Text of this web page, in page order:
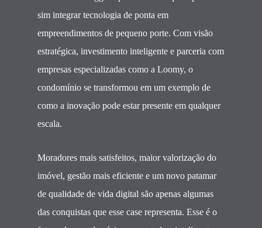
sim integrar tecnologia de ponta em
empreendimentos de pequeno porte. Com visão
estratégica, investimento inteligente e parceria com
empresas especializadas como a Loomy, o
condomínio se transformou em um exemplo de
como a inovação pode estar presente em qualquer
escala.
Moradores mais satisfeitos, maior valorização do
imóvel, gestão mais eficiente e um novo patamar
de qualidade de vida digital são apenas algumas
das conquistas que esse case representa. Esse é o